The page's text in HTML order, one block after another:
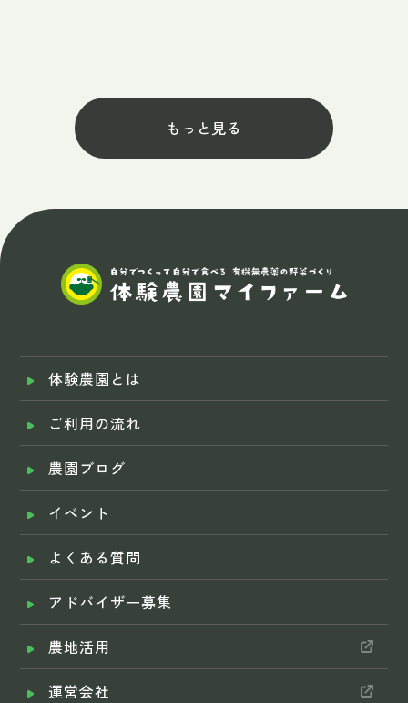
もっと見る
体験農園とは
ご利用の流れ
農園ブログ
イベント
よくある質問
アドバイザー募集
農地活用
運営会社